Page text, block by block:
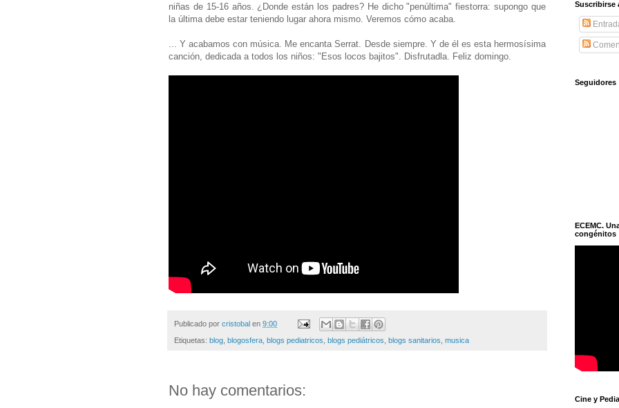
niñas de 15-16 años. ¿Donde están los padres? He dicho "penúltima" fiestorra: supongo que
la última debe estar teniendo lugar ahora mismo. Veremos cómo acaba.
... Y acabamos con música. Me encanta Serrat. Desde siempre. Y de él es esta hermosísima
canción, dedicada a todos los niños: "Esos locos bajitos". Disfrutadla. Feliz domingo.
Publicado por cristobal en 9:00
Etiquetas: blog blogosfera blogs pediatricos blogs pediátricos blogs sanitarios musica
No hay comentarios:
Suscribirse
Seguidores
ECEMC.
congénitos
Cine y